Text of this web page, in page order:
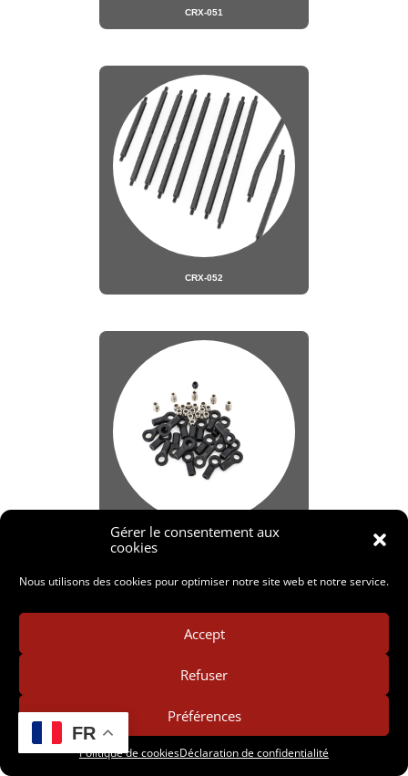
Gérer le consentement aux
cookies
Nous utilisons des cookies pour optimiser notre site web et notre service.
Accept
Refuser
Préférences
Politique de cookiesDéclaration de confidentialité
CRX-051
CRX-052
FR